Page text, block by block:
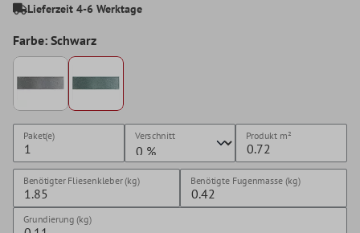
Lieferzeit 4-6 Werktage
Farbe: Schwarz
Paket(e) Verschnitt Produkt m²
Benötigter Fliesenkleber (kg) Benötigte Fugenmasse (kg)
Grundierung (kg)